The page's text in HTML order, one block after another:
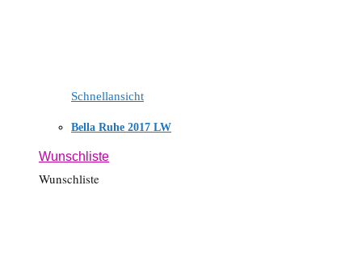
Schnellansicht
Bella Ruhe 2017 LW
Wunschliste
Wunschliste